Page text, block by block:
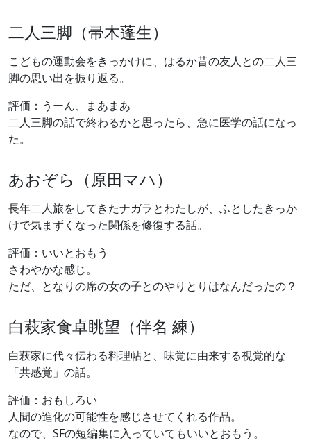
二人三脚（帚木蓬生）
こどもの運動会をきっかけに、はるか昔の友人との二人三
脚の思い出を振り返る。
評価：うーん、まあまあ
二人三脚の話で終わるかと思ったら、急に医学の話になっ
た。
あおぞら（原田マハ）
長年二人旅をしてきたナガラとわたしが、ふとしたきっか
けで気まずくなった関係を修復する話。
評価：いいとおもう
さわやかな感じ。
ただ、となりの席の女の子とのやりとりはなんだったの？
白萩家食卓眺望（伴名 練）
白萩家に代々伝わる料理帖と、味覚に由来する視覚的な
「共感覚」の話。
評価：おもしろい
人間の進化の可能性を感じさせてくれる作品。
なので、SFの短編集に入っていてもいいとおもう。